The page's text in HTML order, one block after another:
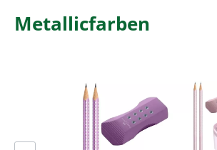
Metallicfarben
Bildergalerie überspringen